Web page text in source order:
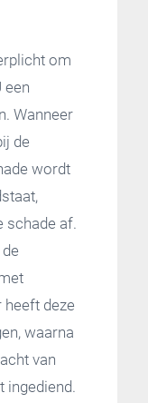
om
een
Wanneer
de
wordt
schade af.
heeft deze
waarna
van
ingediend.